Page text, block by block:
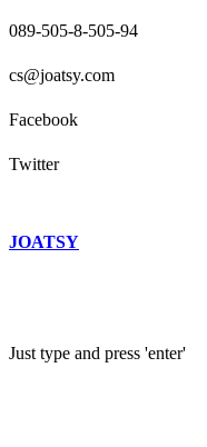
089-505-8-505-94
cs@joatsy.com
Facebook
Twitter
JOATSY
Just type and press 'enter'